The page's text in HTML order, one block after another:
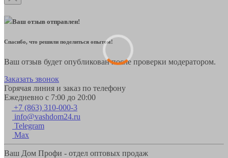
Ваш отзыв отправлен!
Спасибо, что решили поделиться опытом!
Ваш отзыв будет опубликован после проверки модератором.
Заказать звонок
Горячая линия и заказ по телефону
Ежедневно с 7:00 до 20:00
+7 (863) 310-000-3
info@vashdom24.ru
Telegram
Max
Ваш Дом Профи - отдел оптовых продаж